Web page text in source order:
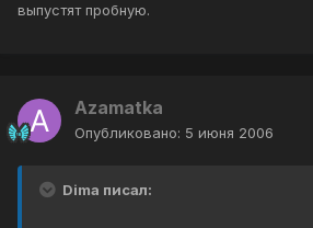
выпустят пробную.
Azamatka
Опубликовано: 5 июня 2006
Dima писал: